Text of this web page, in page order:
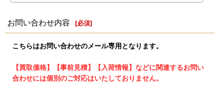
お問い合わせ内容 [必須]
こちらはお問い合わせのメール専用となります。
【買取価格】【事前見積】【入荷情報】などに関連するお問い
合わせには個別のご対応はいたしておりません。